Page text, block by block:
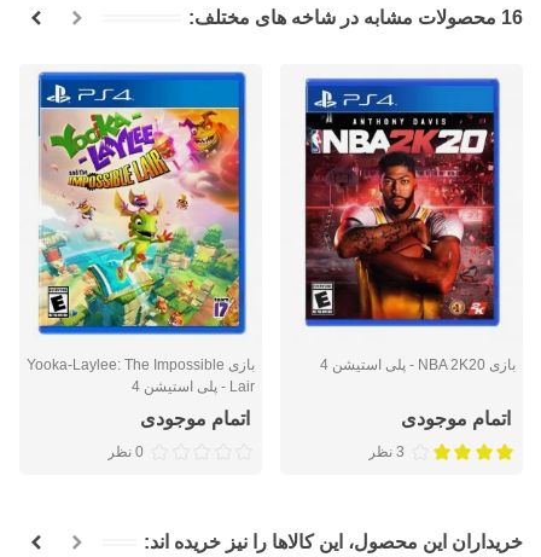
16 محصولات مشابه در شاخه های مختلف:
بازی NBA 2K20 - پلی استیشن 4
اتمام موجودی
3 نظر
بازی Yooka-Laylee: The Impossible
Lair - پلی استیشن 4
اتمام موجودی
0 نظر
خریداران این محصول، این کالاها را نیز خریده اند: